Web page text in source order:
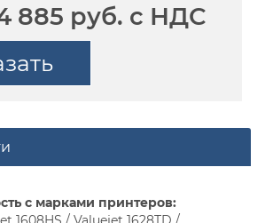
885 руб. с НДС
с марками принтеров: